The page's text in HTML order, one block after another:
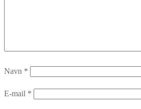
Navn *
E-mail *